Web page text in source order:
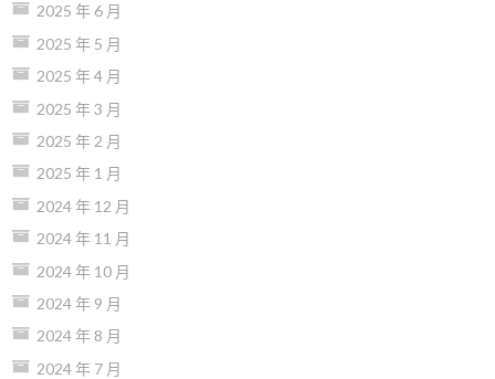
2025 年 6 月
2025 年 5 月
2025 年 4 月
2025 年 3 月
2025 年 2 月
2025 年 1 月
2024 年 12 月
2024 年 11 月
2024 年 10 月
2024 年 9 月
2024 年 8 月
2024 年 7 月